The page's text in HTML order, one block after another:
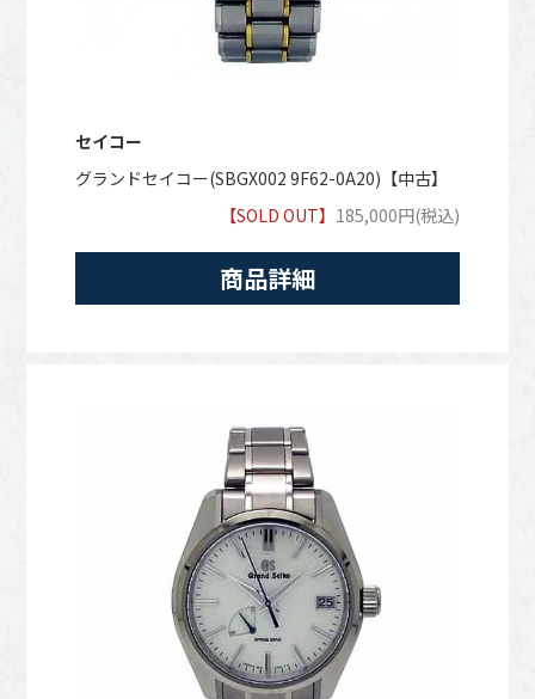
セイコー
グランドセイコー(SBGX002 9F62-0A20)【中古】
【SOLD OUT】 185,000円(税込)
商品詳細